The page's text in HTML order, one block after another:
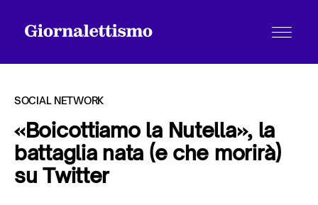
Tutti gli articoli
SOCIAL NETWORK
«Boicottiamo la Nutella», la
battaglia nata (e che morirà)
su Twitter